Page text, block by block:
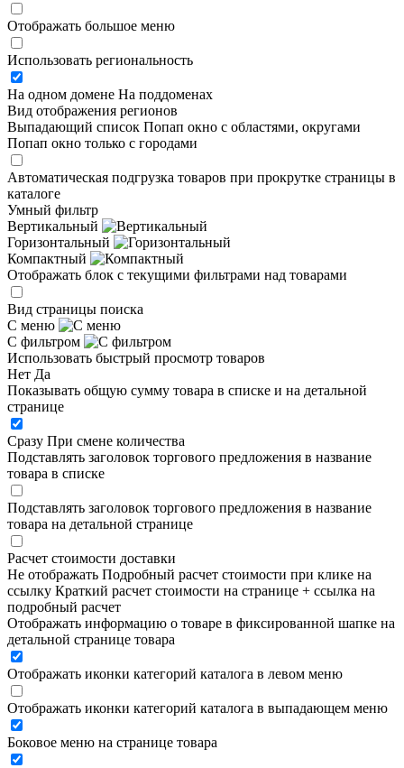
Отображать большое меню
Использовать региональность
На одном домене На поддоменах
Вид отображения регионов
Выпадающий список Попап окно c областями, округами
Попап окно только с городами
Автоматическая подгрузка товаров при прокрутке страницы в
каталоге
Умный фильтр
Вертикальный
Горизонтальный
Компактный
Отображать блок с текущими фильтрами над товарами
Вид страницы поиска
С меню
С фильтром
Использовать быстрый просмотр товаров
Нет Да
Показывать общую сумму товара в списке и на детальной
странице
Сразу При смене количества
Подставлять заголовок торгового предложения в название
товара в списке
Подставлять заголовок торгового предложения в название
товара на детальной странице
Расчет стоимости доставки
Не отображать Подробный расчет стоимости при клике на
ссылку Краткий расчет стоимости на странице + ссылка на
подробный расчет
Отображать информацию о товаре в фиксированной шапке на
детальной странице товара
Отображать иконки категорий каталога в левом меню
Отображать иконки категорий каталога в выпадающем меню
Боковое меню на странице товара